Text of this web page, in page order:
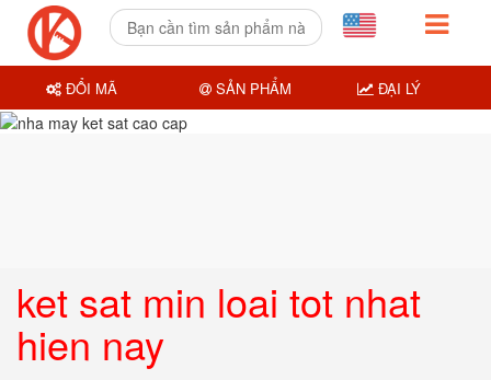
ket sat min loai tot nhat
hien nay
ĐỔI MÃ SẢN PHẨM ĐẠI LÝ